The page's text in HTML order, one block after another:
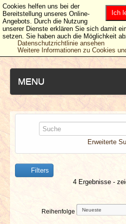
MENU
NEUESTE ARTIKEL
NEWS & DATES
BERICHTE
VERLOSUNGEN
Erweiterte
Filters
4 Ergebnisse -
Reihenfolge
Ich
Cookies helfen uns bei der
Bereitstellung unseres Online-
Angebots. Durch die Nutzung
unserer Dienste erklären Sie sich damit
setzen. Sie haben auch die Möglichkeit
Datenschutzrichtlinie ansehen
Weitere Informationen zu Cookies